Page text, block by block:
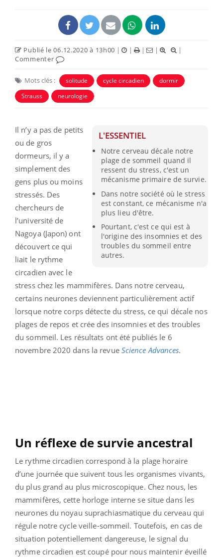
Publié le 06.12.2020 à 13h00 | | | |
|
Commenter
Mots clés : solitude cycle circadien
dormir
Strauss
neurologie
L'ESSENTIEL
Notre cerveau décale notre
plage de sommeil quand il
ressent du stress, c'est un
mécanisme primaire de survie.
Dans notre société où le stress
est constant, ce mécanisme n'a
plus lieu d'être.
Pourtant, c'est ce qui est à
l'origine des insomnies et des
troubles du sommeil entre
autres.
Il n’y a pas de petits
ou de gros
dormeurs, il y a
simplement des
gens plus ou moins
stressés. Des
chercheurs de
l’université de
Nagoya (Japon) ont
découvert ce qui
liait le rythme
circadien avec le
stress chez les mammifères. Dans notre cerveau,
certains neurones deviennent particulièrement actif
lorsque notre corps détecte du stress, ce qui décale nos
plages de repos et crée des insomnies et des troubles
du sommeil. Les résultats ont été publiés le 6
novembre 2020 dans la revue Science Advances.
Un réflexe de survie ancestral
Le rythme circadien correspond à la plage horaire
d’une journée que suivent tous les organismes vivants,
du plus grand au plus microscopique. Chez nous, les
mammifères, cette horloge interne se situe dans les
neurones du noyau suprachiasmatique du cerveau qui
régule notre cycle veille-sommeil. Toutefois, en cas de
situation potentiellement dangereuse, le signal du
rythme circadien est coupé pour nous maintenir éveillé